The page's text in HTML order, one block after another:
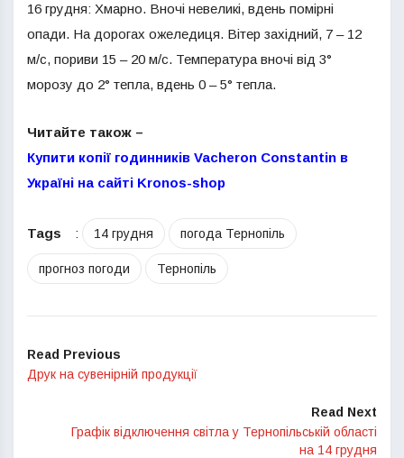
16 грудня: Хмарно. Вночі невеликі, вдень помірні
опади. На дорогах ожеледиця. Вітер західний, 7 – 12
м/с, пориви 15 – 20 м/с. Температура вночі від 3°
морозу до 2° тепла, вдень 0 – 5° тепла.
Читайте також –
Купити копії годинників Vacheron Constantin в
Україні на сайті Kronos-shop
Tags : 14 грудня погода Тернопіль
прогноз погоди Тернопіль
Read Previous
Друк на сувенірній продукції
Read Next
Графік відключення світла у Тернопільській області
на 14 грудня